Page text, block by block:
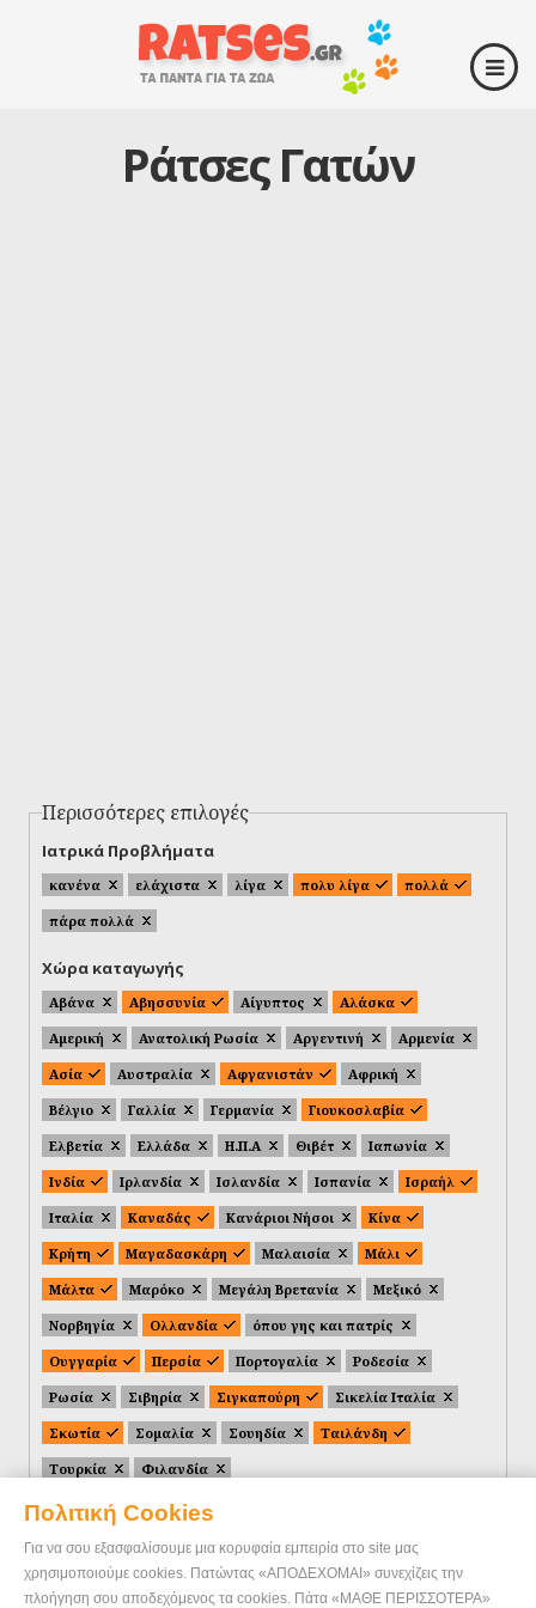
Πολιτική Cookies
Για να σου εξασφαλίσουμε μια κορυφαία εμπειρία στο site μας
χρησιμοποιούμε cookies. Πατώντας «ΑΠΟΔΕΧΟΜΑΙ» συνεχίζεις την
πλοήγηση σου αποδεχόμενος τα cookies. Πάτα «ΜΑΘΕ ΠΕΡΙΣΣΟΤΕΡΑ»
Ράτσες Γατών
Περισσότερες επιλογές
Ιατρικά Προβλήματα
κανένα ελάχιστα λίγα πολυ λίγα
πολλά
πάρα πολλά
Χώρα καταγωγής
Αβάνα Αβησσυνία Αίγυπτος
Αλάσκα
Αμερική
Ανατολική Ρωσία Αργεντινή
Αρμενία
Ασία
Αυστραλία Αφγανιστάν
Αφρική
Βέλγιο
Γαλλία Γερμανία
Γιουκοσλαβία
Ελβετία
Ελλάδα Η.Π.Α Θιβέτ
Ιαπωνία
Ινδία
Ιρλανδία Ισλανδία Ισπανία
Ισραήλ
Ιταλία
Καναδάς Κανάριοι Νήσοι
Κίνα
Κρήτη
Μαγαδασκάρη Μαλαισία
Μάλι
Μάλτα
Μαρόκο Μεγάλη Βρετανία
Μεξικό
Νορβηγία
Ολλανδία
όπου γης και πατρίς
Ουγγαρία
Περσία Πορτογαλία
Ροδεσία
Ρωσία
Σιβηρία Σιγκαπούρη
Σικελία Ιταλία
Σκωτία
Σομαλία Σουηδία
Ταιλάνδη
Τουρκία
Φιλανδία